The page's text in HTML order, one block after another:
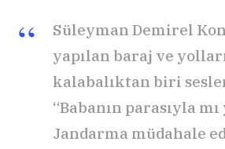
Süleyman Demirel
yapılan baraj ve
kalabalıktan biri
“Babanın parasıyla mı
Jandarma müdahale